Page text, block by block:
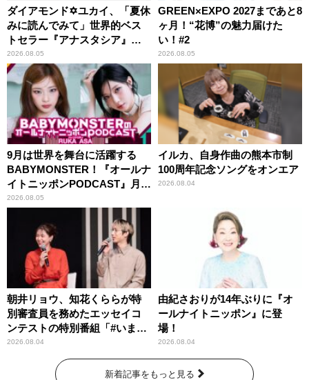
ダイアモンド✡ユカイ、「夏休
みに読んでみて」世界的ベス
トセラー『アナスタシア』を
紹介
2026.08.05
GREEN×EXPO 2027まであと8
ヶ月！“花博”の魅力届けた
い！#2
2026.08.05
9月は世界を舞台に活躍する
BABYMONSTER！『オールナ
イトニッポンPODCAST』月替
わりパーソナリティ
2026.08.05
イルカ、自身作曲の熊本市制
100周年記念ソングをオンエア
2026.08.04
朝井リョウ、知花くららが特
別審査員を務めたエッセイコ
ンテストの特別番組「#いまあ
なたに伝えたいこと」
2026.08.04
由紀さおりが14年ぶりに『オ
ールナイトニッポン』に登
場！
2026.08.04
新着記事をもっと見る